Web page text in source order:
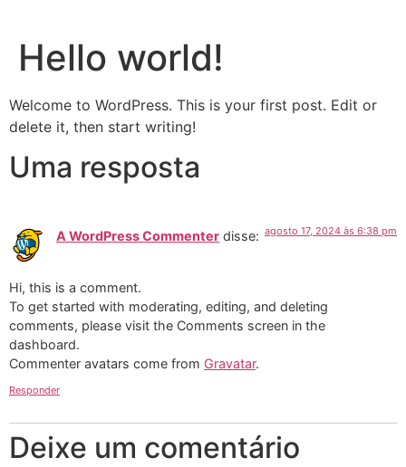
Hello world!
Welcome to WordPress. This is your first post. Edit or
delete it, then start writing!
Uma resposta
A WordPress Commenter disse: agosto 17, 2024 às 6:38 pm
Hi, this is a comment.
To get started with moderating, editing, and deleting
comments, please visit the Comments screen in the
dashboard.
Commenter avatars come from Gravatar.
Responder
Deixe um comentário